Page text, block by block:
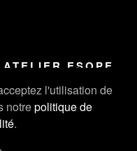
l'utilisation de
notrepolitique de
.
ATELIER ESOPE